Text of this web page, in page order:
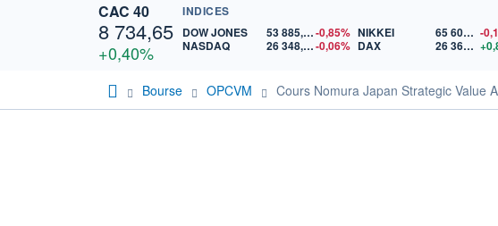
CAC 40
8 734,65
+0,40%
INDICES
DOW JONES
53 885,10-0,85%
NASDAQ
26 348,35-0,06%
NIKKEI 65 606,71 -
DAX
26 365,97
Bourse OPCVM Cours Nomura Japan Strategic Value